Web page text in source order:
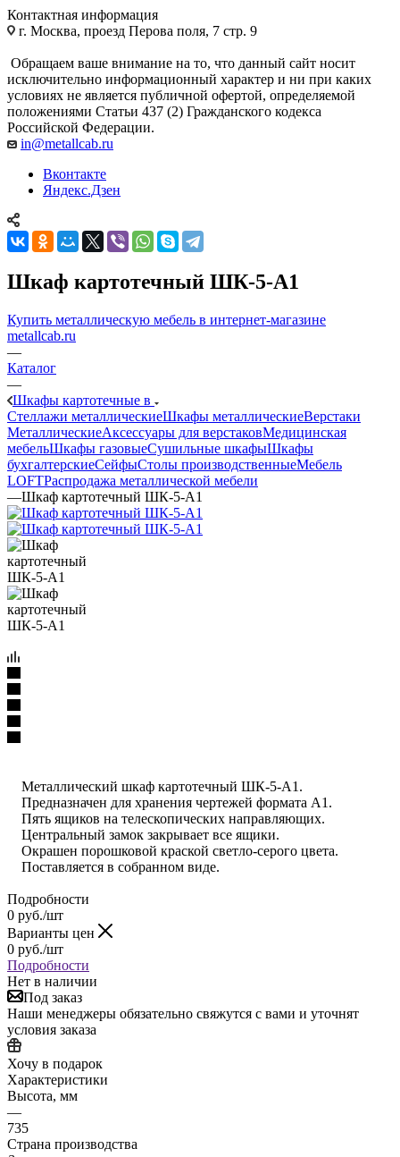
Контактная информация
г. Москва, проезд Перова поля, 7 стр. 9
Обращаем ваше внимание на то, что данный сайт носит
исключительно информационный характер и ни при каких
условиях не является публичной офертой, определяемой
положениями Статьи 437 (2) Гражданского кодекса
Российской Федерации.
in@metallcab.ru
Вконтакте
Яндекс.Дзен
Шкаф картотечный ШК-5-А1
Купить металлическую мебель в интернет-магазине
metallcab.ru
—
Каталог
—
Шкафы картотечные в
Стеллажи металлическиеШкафы металлическиеВерстаки
МеталлическиеАксессуары для верстаковМедицинская
мебельШкафы газовыеСушильные шкафыШкафы
бухгалтерскиеСейфыСтолы производственныеМебель
LOFTРаспродажа металлической мебели
—Шкаф картотечный ШК-5-А1
Металлический шкаф картотечный ШК-5-А1.
Предназначен для хранения чертежей формата А1.
Пять ящиков на телескопических направляющих.
Центральный замок закрывает все ящики.
Окрашен порошковой краской светло-серого цвета.
Поставляется в собранном виде.
Подробности
0 руб./шт
Варианты цен
0 руб./шт
Подробности
Нет в наличии
Под заказ
Наши менеджеры обязательно свяжутся с вами и уточнят
условия заказа
Хочу в подарок
Характеристики
Высота, мм
—
735
Страна производства